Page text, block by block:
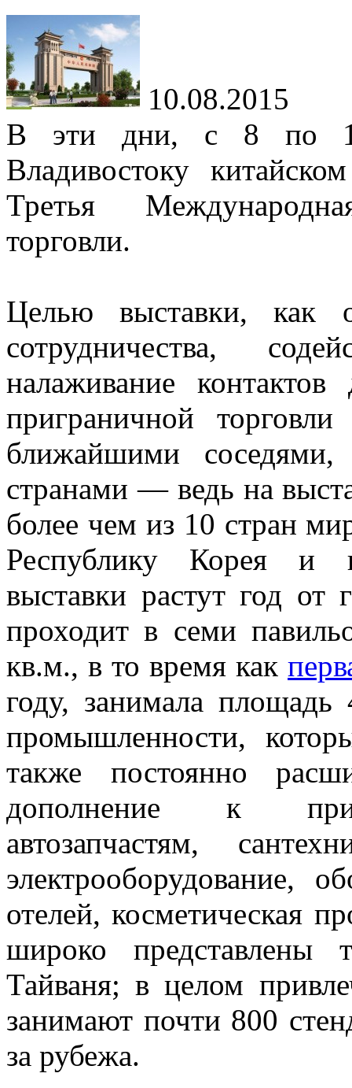
10.08.2015
В эти дни, с 8 по
Владивостоку
Третья
торговли.
Целью выставки, как
сотрудничества,
налаживание
приграничной
ближайшими
странами — ведь на
более чем из 10 стран
Республику Корея и
выставки растут год
проходит в семи
кв.м., в то время как
году, занимала
промышленности,
также постоянно
дополнение к
автозапчастям,
электрооборудование,
отелей, косметическая
широко
Тайваня; в целом
занимают почти 800
за рубежа.